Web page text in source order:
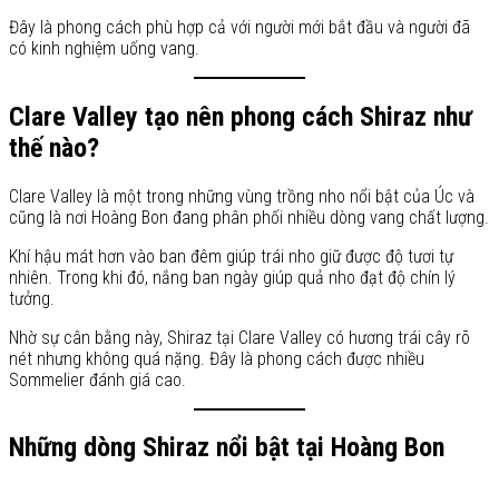
Đây là phong cách phù hợp cả với người mới bắt đầu và người đã
có kinh nghiệm uống vang.
Clare Valley tạo nên phong cách Shiraz như
thế nào?
Clare Valley là một trong những vùng trồng nho nổi bật của Úc và
cũng là nơi Hoàng Bon đang phân phối nhiều dòng vang chất lượng.
Khí hậu mát hơn vào ban đêm giúp trái nho giữ được độ tươi tự
nhiên. Trong khi đó, nắng ban ngày giúp quả nho đạt độ chín lý
tưởng.
Nhờ sự cân bằng này, Shiraz tại Clare Valley có hương trái cây rõ
nét nhưng không quá nặng. Đây là phong cách được nhiều
Sommelier đánh giá cao.
Những dòng Shiraz nổi bật tại Hoàng Bon